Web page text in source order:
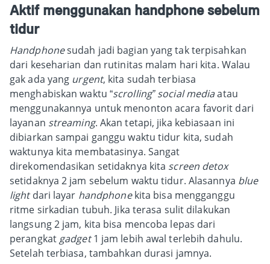
Aktif menggunakan handphone sebelum
tidur
Handphonesudah jadi bagian yang tak terpisahkan
dari keseharian dan rutinitas malam hari kita. Walau
gak ada yang urgent, kita sudah terbiasa
menghabiskan waktu “scrolling” social mediaatau
menggunakannya untuk menonton acara favorit dari
layanan streaming. Akan tetapi, jika kebiasaan ini
dibiarkan sampai ganggu waktu tidur kita, sudah
waktunya kita membatasinya. Sangat
direkomendasikan setidaknya kita screen detox
setidaknya 2 jam sebelum waktu tidur. Alasannya blue
lightdari layar handphonekita bisa mengganggu
ritme sirkadian tubuh. Jika terasa sulit dilakukan
langsung 2 jam, kita bisa mencoba lepas dari
perangkat gadget1 jam lebih awal terlebih dahulu.
Setelah terbiasa, tambahkan durasi jamnya.